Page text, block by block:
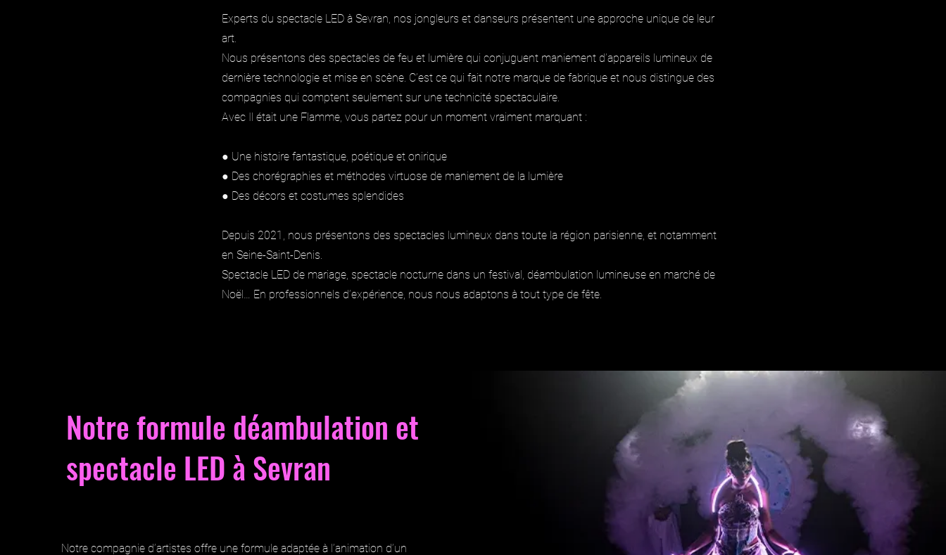
Experts du spectacle LED à Sevran, nos jongleurs et danseurs présentent une approche unique de leur
art.
Nous présentons des spectacles de feu et lumière qui conjuguent maniement d’appareils lumineux de
dernière technologie et mise en scène. C’est ce qui fait notre marque de fabrique et nous distingue des
compagnies qui comptent seulement sur une technicité spectaculaire.
Avec Il était une Flamme, vous partez pour un moment vraiment marquant :
● Une histoire fantastique, poétique et onirique
● Des chorégraphies et méthodes virtuose de maniement de la lumière
● Des décors et costumes splendides
Depuis 2021, nous présentons des spectacles lumineux dans toute la région parisienne, et notamment
en Seine-Saint-Denis.
Spectacle LED de mariage, spectacle nocturne dans un festival, déambulation lumineuse en marché de
Noël… En professionnels d’expérience, nous nous adaptons à tout type de fête.
Notre formule déambulation et
spectacle LED à Sevran
Notre compagnie d’artistes offre une formule adaptée à l’animation d’un